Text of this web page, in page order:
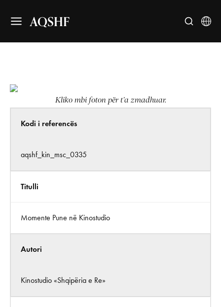
AQSHF
Kliko mbi foton për t’a zmadhuar.
Kodi i referencës
aqshf_kin_msc_0335
Titulli
Momente Pune në Kinostudio
Autori
Kinostudio «Shqipëria e Re»